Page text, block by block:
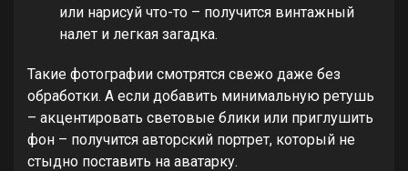
или нарисуй что-то – получится винтажный
налет и легкая загадка.
Такие фотографии смотрятся свежо даже без
обработки. А если добавить минимальную ретушь
– акцентировать световые блики или приглушить
фон – получится авторский портрет, который не
стыдно поставить на аватарку.